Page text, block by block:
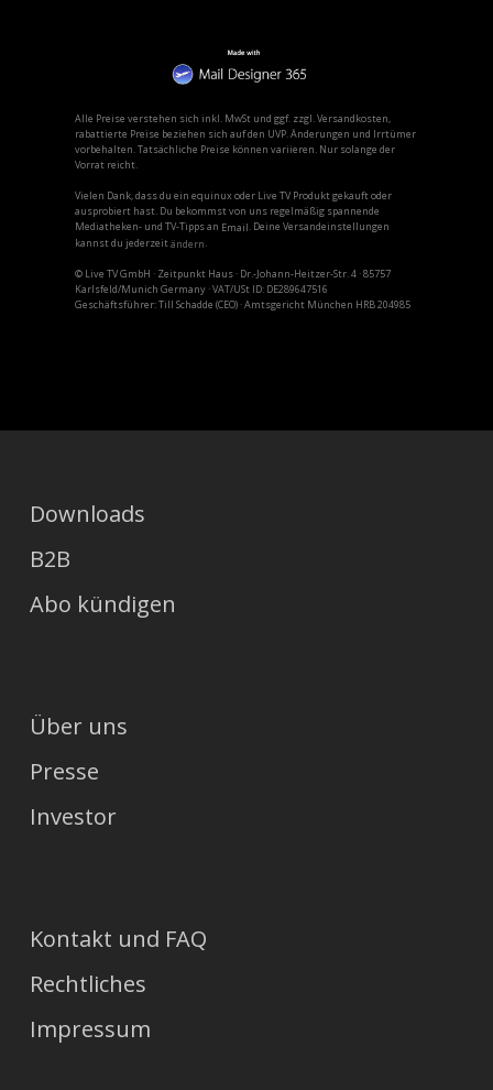
Alle Preise verstehen sich inkl. MwSt und ggf. zzgl. Versandkosten,
rabattierte Preise beziehen sich auf den UVP. Änderungen und Irrtümer
vorbehalten. Tatsächliche Preise können variieren. Nur solange der
Vorrat reicht.
Vielen Dank, dass du ein equinux oder Live TV Produkt gekauft oder
ausprobiert hast. Du bekommst von uns regelmäßig spannende
Mediatheken- und TV-Tipps an Email. Deine Versandeinstellungen
kannst du jederzeitändern
© Live TV GmbH · Zeitpunkt Haus · Dr.-Johann-Heitzer-Str. 4 · 85757
Karlsfeld/Munich Germany · VAT/USt ID: DE289647516
Geschäftsführer: Till Schadde (CEO) · Amtsgericht München HRB 204985
Downloads
B2B
Abo kündigen
Über uns
Presse
Investor
Kontakt und FAQ
Rechtliches
Impressum